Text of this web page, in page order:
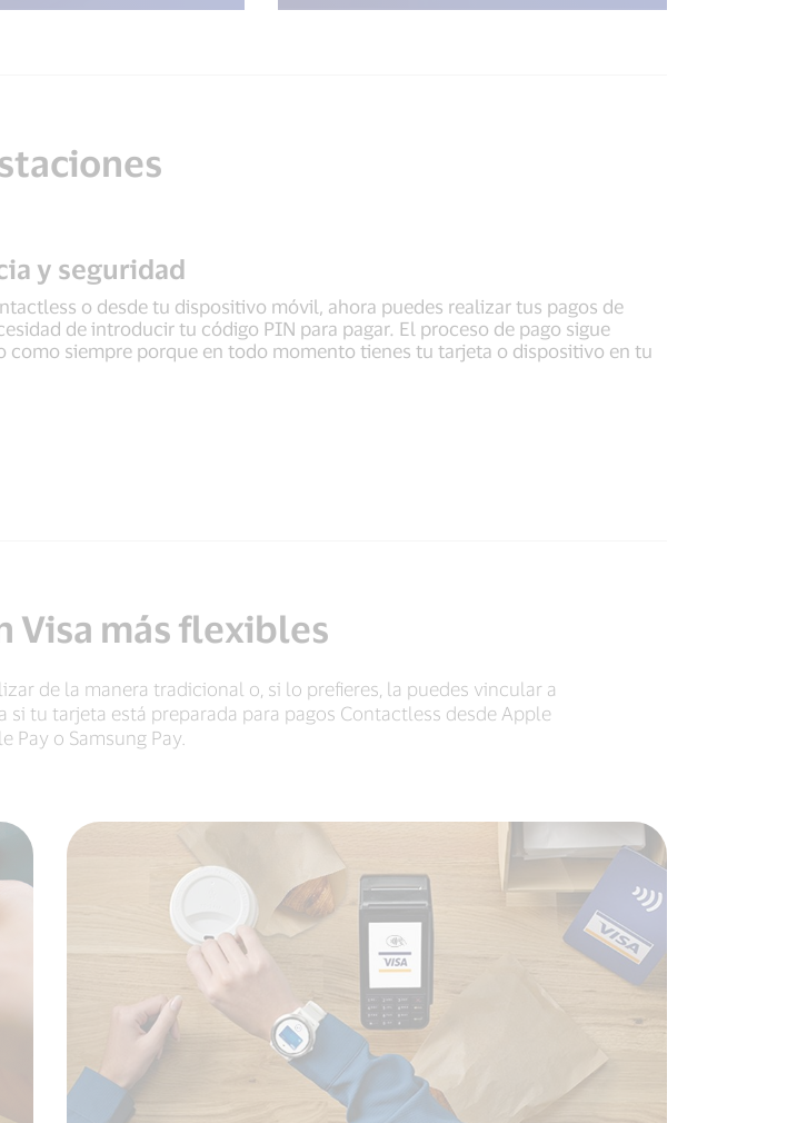
y seguridad
o desde tu dispositivo móvil, ahora puedes realizar tus pagos de
de introducir tu código PIN para pagar. El proceso de pago sigue
como siempre porque en todo momento tienes tu tarjeta o dispositivo en tu
Visa más flexibles
de la manera tradicional o, si lo prefieres, la puedes vincular a
tu tarjeta está preparada para pagos Contactless desde Apple
Pay o Samsung Pay.